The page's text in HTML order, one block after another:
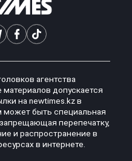
агентства
допускается
на newtimes.kz в
может быть специальная
перепечатку,
и распространение в
в интернете.